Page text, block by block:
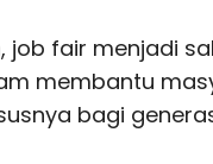
job fair menjadi
membantu
bagi